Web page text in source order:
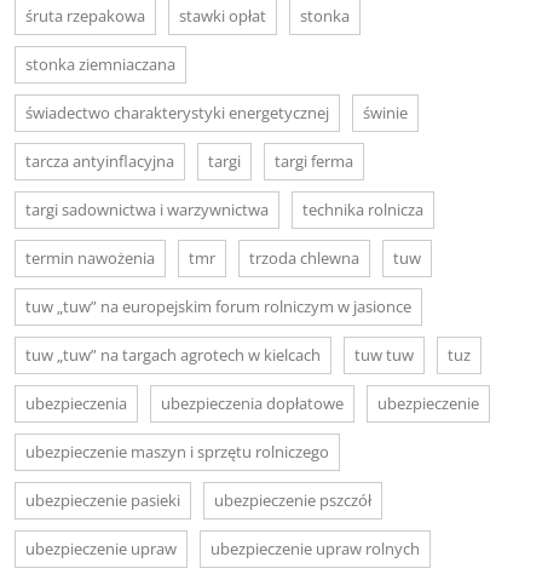
śruta rzepakowa stawki opłat stonka
stonka ziemniaczana
świadectwo charakterystyki energetycznej świnie
tarcza antyinflacyjna targi targi ferma
targi sadownictwa i warzywnictwa technika rolnicza
termin nawożenia tmr trzoda chlewna tuw
tuw „tuw” na europejskim forum rolniczym w jasionce
tuw „tuw” na targach agrotech w kielcach tuw tuw tuz
ubezpieczenia ubezpieczenia dopłatowe ubezpieczenie
ubezpieczenie maszyn i sprzętu rolniczego
ubezpieczenie pasieki ubezpieczenie pszczół
ubezpieczenie upraw ubezpieczenie upraw rolnych